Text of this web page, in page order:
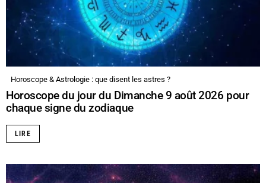
Horoscope & Astrologie : que disent les astres ?
Horoscope du jour du Dimanche 9 août 2026 pour
chaque signe du zodiaque
LIRE